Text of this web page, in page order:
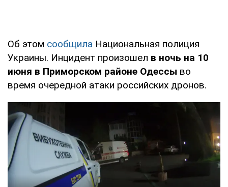
Об этом сообщила Национальная полиция
Украины. Инцидент произошел в ночь на 10
июня в Приморском районе Одессы во
время очередной атаки российских дронов.